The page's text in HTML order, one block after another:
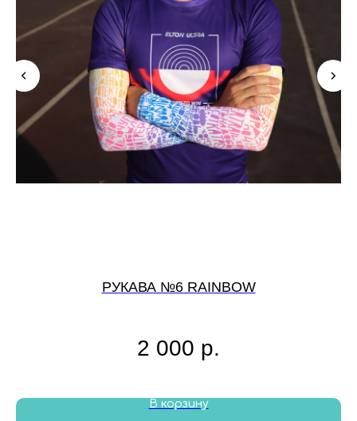
РУКАВА №6 RAINBOW
2 000 р.
В корзину